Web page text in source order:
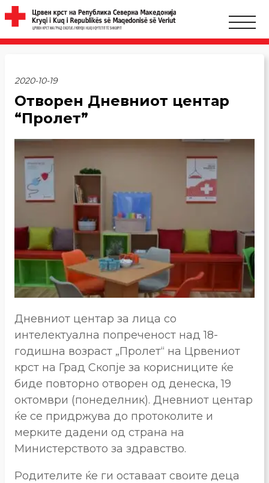
2020-10-19
Отворен Дневниот центар
“Пролет”
Дневниот центар за лица со
интелектуална попреченост над 18-
годишна возраст „Пролет“ на Црвениот
крст на Град Скопје за корисниците ќе
биде повторно отворен од денеска, 19
октомври (понеделник). Дневниот центар
ќе се придржува до протоколите и
мерките дадени од страна на
Министерството за здравство.
Родителите ќе ги оставаат своите деца